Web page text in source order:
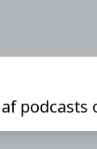
podcasts